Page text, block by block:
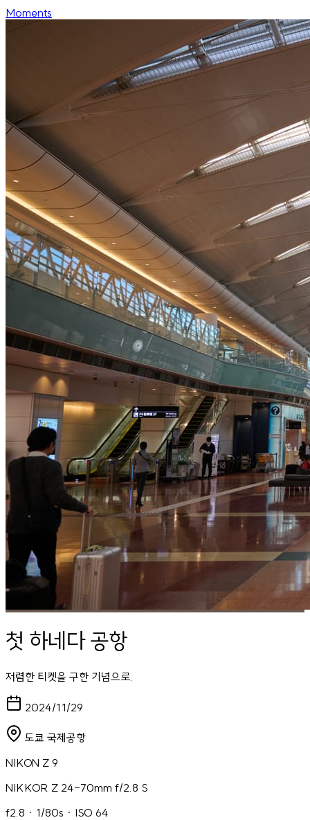
Moments
첫 하네다 공항
저렴한 티켓을 구한 기념으로.
2024/11/29
도쿄 국제공항
NIKON Z 9
NIKKOR Z 24-70mm f/2.8 S
f2.8 · 1/80s · ISO 64